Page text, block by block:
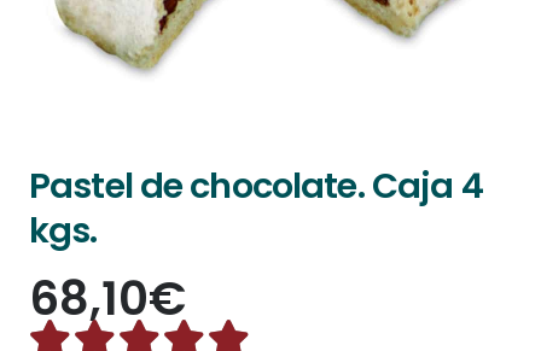
Pastel de chocolate. Caja 4
kgs.
68,10€